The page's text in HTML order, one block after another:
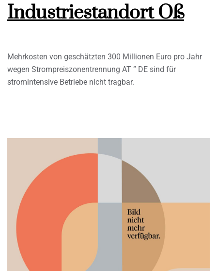
Industriestandort Oß
Mehrkosten von geschätzten 300 Millionen Euro pro Jahr
wegen Strompreiszonentrennung AT ” DE sind für
stromintensive Betriebe nicht tragbar.